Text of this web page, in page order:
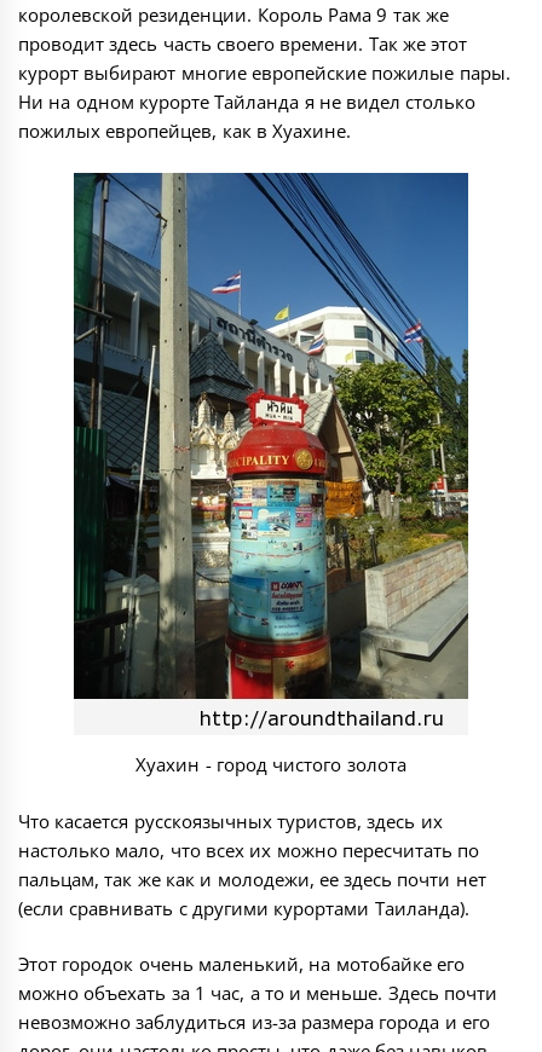
королевской резиденции. Король Рама 9 так же
проводит здесь часть своего времени. Так же этот
курорт выбирают многие европейские пожилые пары.
Ни на одном курорте Тайланда я не видел столько
пожилых европейцев, как в Хуахине.
Хуахин - город чистого золота
Что касается русскоязычных туристов, здесь их
настолько мало, что всех их можно пересчитать по
пальцам, так же как и молодежи, ее здесь почти нет
(если сравнивать с другими курортами Таиланда).
Этот городок очень маленький, на мотобайке его
можно объехать за 1 час, а то и меньше. Здесь почти
невозможно заблудиться из-за размера города и его